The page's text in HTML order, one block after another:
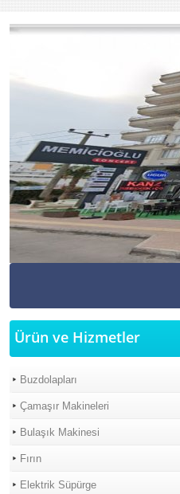
Ürün ve Hizmetler
Buzdolapları
Çamaşır Makineleri
Bulaşık Makinesi
Fırın
Elektrik Süpürge